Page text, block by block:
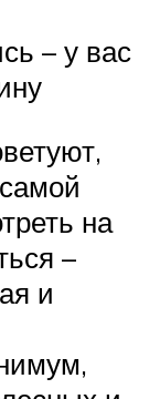
– у вас
на
–
и